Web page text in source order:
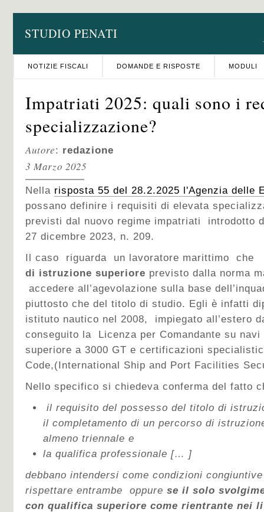
STUDIO PENATI
NOTIZIE FISCALI DOMANDE E RISPOSTE MODULI
Impatriati 2025: quali sono i
specializzazione?
Autore: redazione
3 Marzo 2025
Nella risposta 55 del 28.2.2025 l'Agenzia delle
possano definire i requisiti di elevata
previsti dal nuovo regime impatriati introdotto
27 dicembre 2023, n. 209.
Il caso riguarda un lavoratore marittimo
di istruzione superiore previsto dalla norma
accedere all’agevolazione sulla base
piuttosto che del titolo di studio. Egli è infatti
istituto nautico nel 2008, impiegato all’estero
conseguito la Licenza per Comandante su
superiore a 3000 GT e certificazioni
Code,(International Ship and Port Facilities
Nello specifico si chiedeva conferma del fatto
il requisito del possesso del titolo di
il completamento di un percorso di
almeno triennale e
la qualifica professionale [… ]
debbano intendersi come condizioni
rispettare entrambe oppure se il solo
con qualifica superiore come rientrante nei